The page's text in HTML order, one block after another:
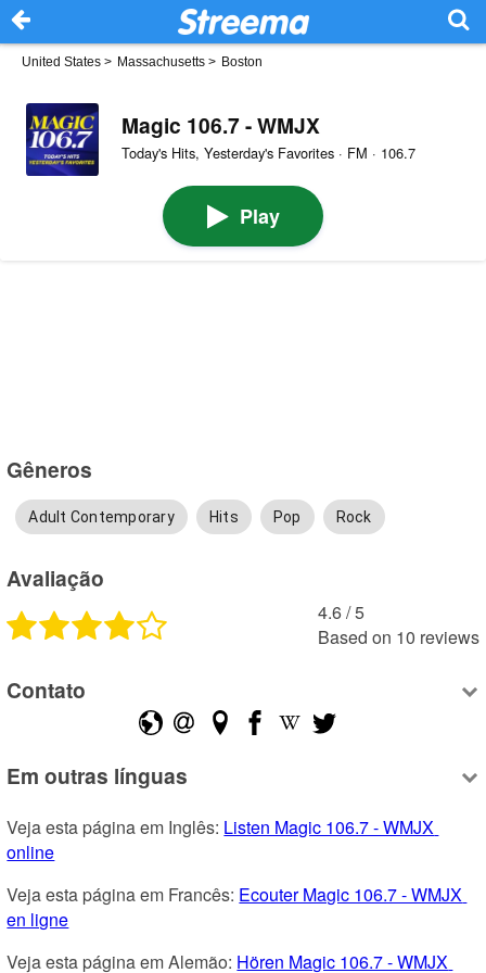
United States > Massachusetts > Boston
Magic 106.7 - WMJX
Today's Hits, Yesterday's Favorites · FM · 106.7
Play
Gêneros
Adult Contemporary Hits Pop Rock
Avaliação
4.6 /5
Based on 10 reviews
Contato
Em outras línguas
Veja esta página em Inglês: Listen Magic 106.7 - WMJX
online
Veja esta página em Francês: Ecouter Magic 106.7 - WMJX
en ligne
Veja esta página em Alemão: Hören Magic 106.7 - WMJX